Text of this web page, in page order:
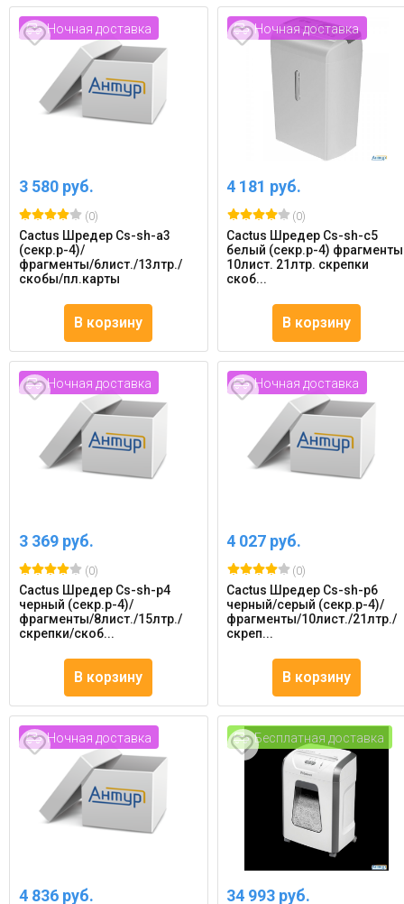
Ночная доставка
3 580 руб.
(0)
Cactus Шредер Cs-sh-a3
(секр.p-4)/
фрагменты/6лист./13лтр./
скобы/пл.карты
В корзину
Ночная доставка
4 181 руб.
(0)
Cactus Шредер Cs-sh-c5
белый (секр.p-4) фрагменты
10лист. 21лтр. скрепки
скоб...
В корзину
Ночная доставка
3 369 руб.
(0)
Cactus Шредер Cs-sh-p4
черный (секр.p-4)/
фрагменты/8лист./15лтр./
скрепки/скоб...
В корзину
Ночная доставка
4 027 руб.
(0)
Cactus Шредер Cs-sh-p6
черный/серый (секр.p-4)/
фрагменты/10лист./21лтр./
скреп...
В корзину
Ночная доставка
4 836 руб.
Бесплатная доставка
34 993 руб.